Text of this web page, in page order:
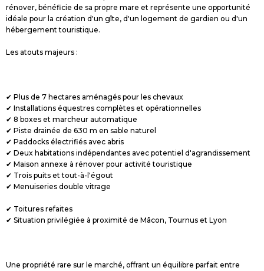
rénover, bénéficie de sa propre mare et représente une opportunité
idéale pour la création d'un gîte, d'un logement de gardien ou d'un
hébergement touristique.
Les atouts majeurs :
✔ Plus de 7 hectares aménagés pour les chevaux
✔ Installations équestres complètes et opérationnelles
✔ 8 boxes et marcheur automatique
✔ Piste drainée de 630 m en sable naturel
✔ Paddocks électrifiés avec abris
✔ Deux habitations indépendantes avec potentiel d'agrandissement
✔ Maison annexe à rénover pour activité touristique
✔ Trois puits et tout-à-l'égout
✔ Menuiseries double vitrage
✔ Toitures refaites
✔ Situation privilégiée à proximité de Mâcon, Tournus et Lyon
Une propriété rare sur le marché, offrant un équilibre parfait entre